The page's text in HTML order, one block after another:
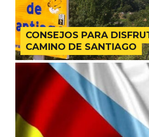
CONSEJOS PARA
CAMINO DE SANTIAGO